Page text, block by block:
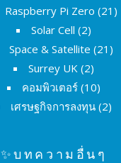
Raspberry Pi Zero (21)
Solar Cell (2)
Space & Satellite (21)
Surrey UK (2)
คอมพิวเตอร์ (10)
เศรษฐกิจการลงทุน (2)
✨บทความอื่นๆ